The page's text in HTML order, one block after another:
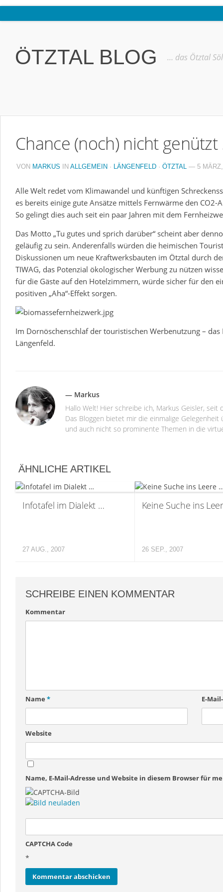
Ötztal
Interviews
Kostenloser Bustransfer ins Gletscherskigebiet von Sölden
Datenschutzerklärung
ÖTZTAL BLOG … das Ötztal
Chance (noch) nicht
VON MARKUS IN ALLGEMEIN · LÄNGENFELD · ÖTZTAL — 5
Alle Welt redet vom Klimawandel und künftigen
es bereits einige gute Ansätze mittels Fernwärme den CO2-
So gelingt dies auch seit ein paar Jahren mit dem
Das Motto „Tu gutes und sprich darüber“ scheint aber
geläufig zu sein. Anderenfalls würden die heimischen
Diskussionen um neue Kraftwerksbauten im Ötztal durch
TIWAG, das Potenzial ökologischer Werbung zu nützen
für die Gäste auf den Hotelzimmern, würde sicher für den
positiven „Aha“-Effekt sorgen.
Im Dornöschenschlaf der touristischen Werbenutzung –
Längenfeld.
— Markus
Hallo Welt! Hier schreibe ich, Markus Geisler,
Das Bloggen bietet mir die einmalige
und auch nicht so prominente Themen in die
ÄHNLICHE ARTIKEL
Infotafel im Dialekt …
27 AUG., 2007
Keine Suche ins
26 SEP., 2007
SCHREIBE EINEN KOMMENTAR
Kommentar
Name * E-
Website
Name, E-Mail-Adresse und Website in diesem Browser für
CAPTCHA Code
*